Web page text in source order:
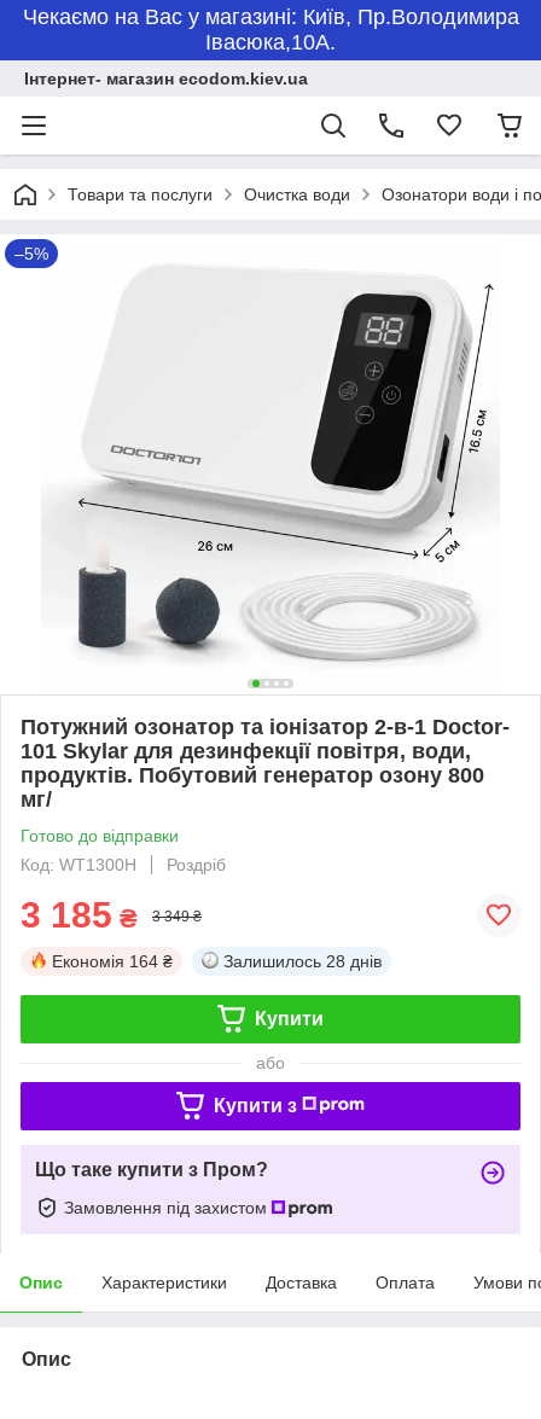
Чекаємо на Вас у магазині: Київ, Пр.Володимира
Івасюка,10А.
Інтернет- магазин ecodom.kiev.ua
Товари та послуги Очистка води Озонатори води і
–5%
Потужний озонатор та іонізатор 2-в-1 Doctor-
101 Skylar для дезинфекції повітря, води,
продуктів. Побутовий генератор озону 800
мг/
Готово до відправки
Код: WT1300H
Роздріб
3 185 ₴ 3 349 ₴
Економія 164 ₴ Залишилось 28 днів
Купити
або
Купити з
Що таке купити з Пром?
Замовлення під захистом
Опис Характеристики Доставка Оплата Умови
Опис